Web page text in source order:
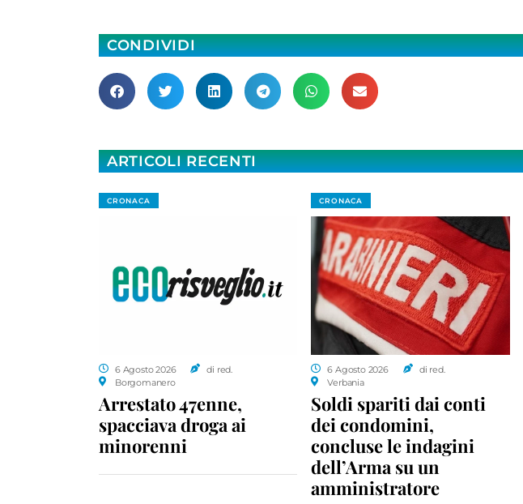
CONDIVIDI
ARTICOLI RECENTI
CRONACA
6 Agosto 2026
di red.
Borgomanero
Arrestato 47enne,
spacciava droga ai
minorenni
CRONACA
6 Agosto 2026
di red.
Verbania
Soldi spariti dai conti
dei condomini,
concluse le indagini
dell’Arma su un
amministratore